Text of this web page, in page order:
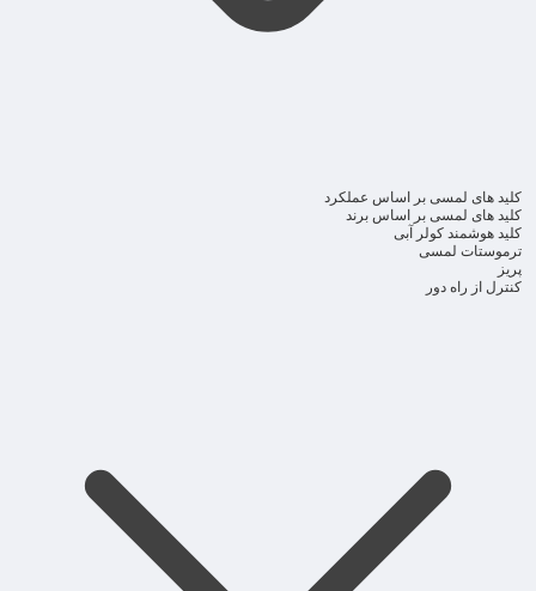
کلید های لمسی بر اساس عملکرد
کلید های لمسی بر اساس برند
کلید هوشمند کولر آبی
ترموستات لمسی
پریز
کنترل از راه دور